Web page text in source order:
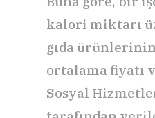
kalori miktarı
gıda
ortalama fiyatı
Sosyal